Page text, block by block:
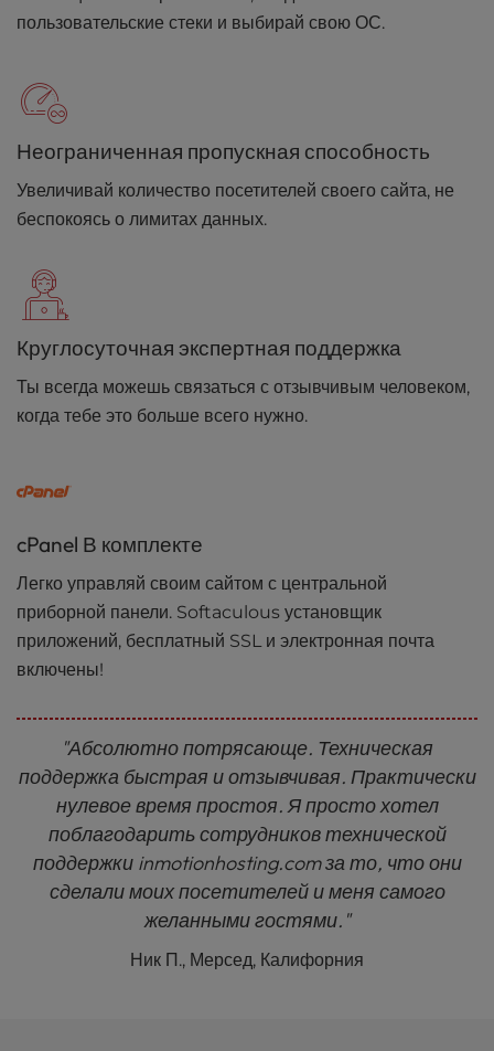
пользовательские стеки и выбирай свою ОС.
Неограниченная пропускная способность
Увеличивай количество посетителей своего сайта, не
беспокоясь о лимитах данных.
Круглосуточная экспертная поддержка
Ты всегда можешь связаться с отзывчивым человеком,
когда тебе это больше всего нужно.
cPanel В комплекте
Легко управляй своим сайтом с центральной
приборной панели. Softaculous установщик
приложений, бесплатный SSL и электронная почта
включены!
"Абсолютно потрясающе. Техническая
поддержка быстрая и отзывчивая. Практически
нулевое время простоя. Я просто хотел
поблагодарить сотрудников технической
поддержки inmotionhosting.com за то, что они
сделали моих посетителей и меня самого
желанными гостями."
Ник П., Мерсед, Калифорния